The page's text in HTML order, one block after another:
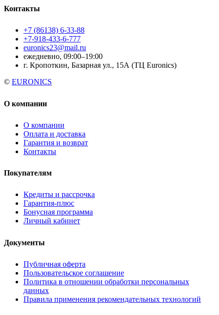
Контакты
+7 (86138) 6-33-88
+7-918-433-6-777
euronics23@mail.ru
ежедневно, 09:00–19:00
г. Кропоткин, Базарная ул., 15А (ТЦ Euronics)
© EURONICS
О компании
О компании
Оплата и доставка
Гарантия и возврат
Контакты
Покупателям
Кредиты и рассрочка
Гарантия-плюс
Бонусная программа
Личный кабинет
Документы
Публичная оферта
Пользовательское соглашение
Политика в отношении обработки персональных
данных
Правила применения рекомендательных технологий